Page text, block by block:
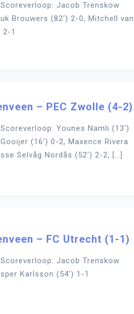
Jacob Trenskow
Brouwers (82′) 2-0, Mitchell van
2-1
– PEC Zwolle (4-2)
Younes Namli (13′)
(16′) 0-2, Maxence Rivera
Selvåg Nordås (52′) 2-2, […]
– FC Utrecht (1-1)
Jacob Trenskow
Karlsson (54′) 1-1